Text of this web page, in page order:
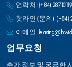
연락처: (+84)
핫라인 (문의):(+84)
이메일:
업무요청
추가 정보 및 궁금한